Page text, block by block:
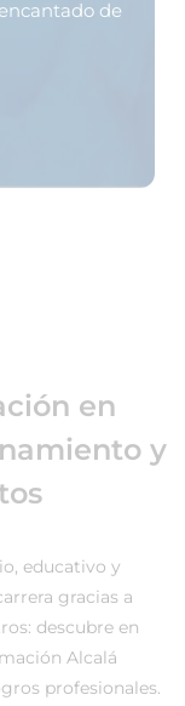
de
en
y
educativo y
gracias a
descubre en
Alcalá
profesionales.